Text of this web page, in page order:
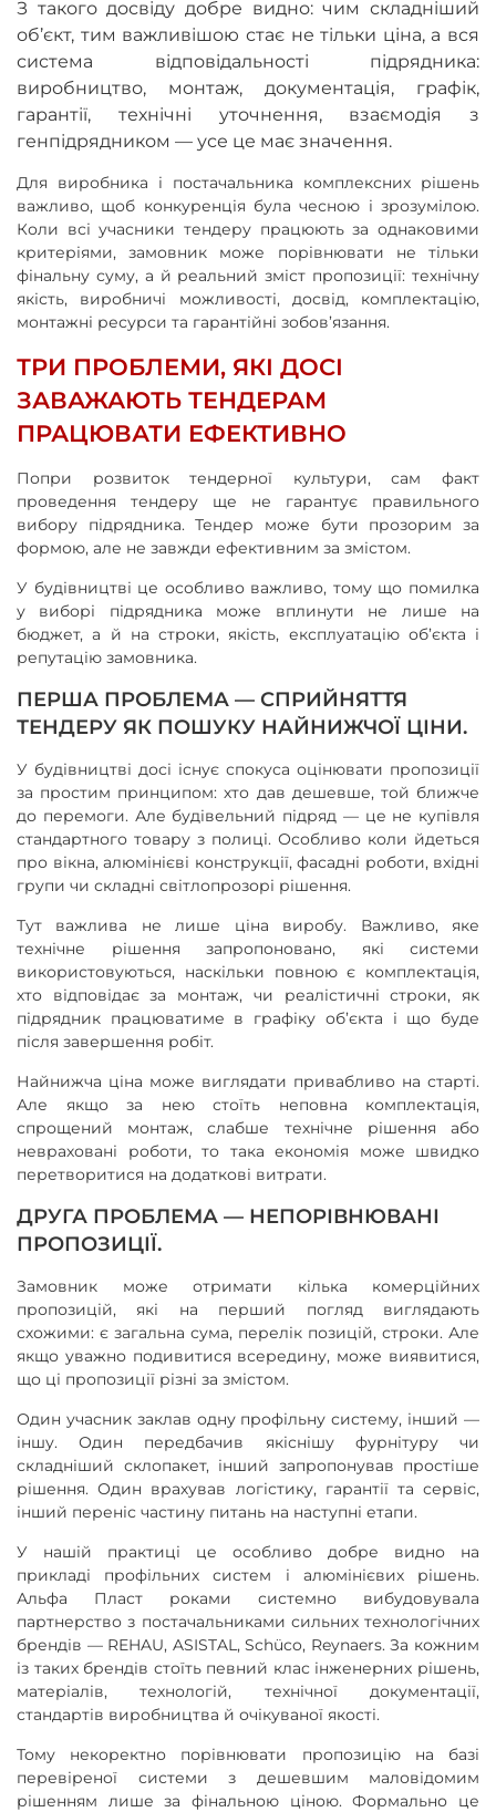
З такого досвіду добре видно: чим складніший
об’єкт, тим важливішою стає не тільки ціна, а вся
система відповідальності підрядника:
виробництво, монтаж, документація, графік,
гарантії, технічні уточнення, взаємодія з
генпідрядником — усе це має значення.
Для виробника і постачальника комплексних рішень
важливо, щоб конкуренція була чесною і зрозумілою.
Коли всі учасники тендеру працюють за однаковими
критеріями, замовник може порівнювати не тільки
фінальну суму, а й реальний зміст пропозиції: технічну
якість, виробничі можливості, досвід, комплектацію,
монтажні ресурси та гарантійні зобов’язання.
ТРИ ПРОБЛЕМИ, ЯКІ ДОСІ
ЗАВАЖАЮТЬ ТЕНДЕРАМ
ПРАЦЮВАТИ ЕФЕКТИВНО
Попри розвиток тендерної культури, сам факт
проведення тендеру ще не гарантує правильного
вибору підрядника. Тендер може бути прозорим за
формою, але не завжди ефективним за змістом.
У будівництві це особливо важливо, тому що помилка
у виборі підрядника може вплинути не лише на
бюджет, а й на строки, якість, експлуатацію об’єкта і
репутацію замовника.
ПЕРША ПРОБЛЕМА — СПРИЙНЯТТЯ
ТЕНДЕРУ ЯК ПОШУКУ НАЙНИЖЧОЇ ЦІНИ.
У будівництві досі існує спокуса оцінювати пропозиції
за простим принципом: хто дав дешевше, той ближче
до перемоги. Але будівельний підряд — це не купівля
стандартного товару з полиці. Особливо коли йдеться
про вікна, алюмінієві конструкції, фасадні роботи, вхідні
групи чи складні світлопрозорі рішення.
Тут важлива не лише ціна виробу. Важливо, яке
технічне рішення запропоновано, які системи
використовуються, наскільки повною є комплектація,
хто відповідає за монтаж, чи реалістичні строки, як
підрядник працюватиме в графіку об’єкта і що буде
після завершення робіт.
Найнижча ціна може виглядати привабливо на старті.
Але якщо за нею стоїть неповна комплектація,
спрощений монтаж, слабше технічне рішення або
невраховані роботи, то така економія може швидко
перетворитися на додаткові витрати.
ДРУГА ПРОБЛЕМА — НЕПОРІВНЮВАНІ
ПРОПОЗИЦІЇ.
Замовник може отримати кілька комерційних
пропозицій, які на перший погляд виглядають
схожими: є загальна сума, перелік позицій, строки. Але
якщо уважно подивитися всередину, може виявитися,
що ці пропозиції різні за змістом.
Один учасник заклав одну профільну систему, інший —
іншу. Один передбачив якіснішу фурнітуру чи
складніший склопакет, інший запропонував простіше
рішення. Один врахував логістику, гарантії та сервіс,
інший переніс частину питань на наступні етапи.
У нашій практиці це особливо добре видно на
прикладі профільних систем і алюмінієвих рішень.
Альфа Пласт роками системно вибудовувала
партнерство з постачальниками сильних технологічних
брендів — REHAU, ASISTAL, Schüco, Reynaers. За кожним
із таких брендів стоїть певний клас інженерних рішень,
матеріалів, технологій, технічної документації,
стандартів виробництва й очікуваної якості.
Тому некоректно порівнювати пропозицію на базі
перевіреної системи з дешевшим маловідомим
рішенням лише за фінальною ціною. Формально це